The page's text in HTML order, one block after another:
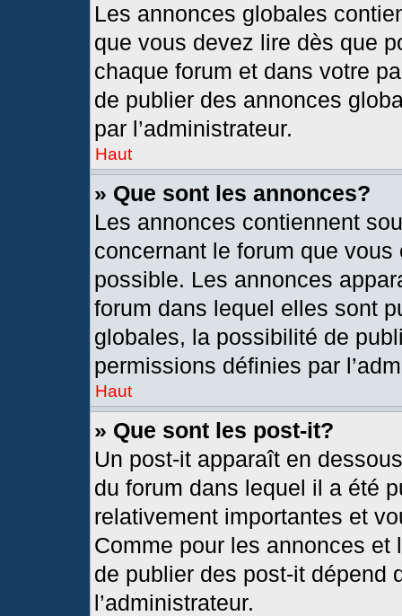
Les annonces globales
que vous devez lire dès que
chaque forum et dans votre
de publier des annonces
par l’administrateur.
Haut
» Que sont les annonces?
Les annonces contiennent
concernant le forum que
possible. Les annonces
forum dans lequel elles sont
globales, la possibilité de
permissions définies par
Haut
» Que sont les post-it?
Un post-it apparaît en
du forum dans lequel il a été
relativement importantes et
Comme pour les annonces
de publier des post-it dépend
l’administrateur.